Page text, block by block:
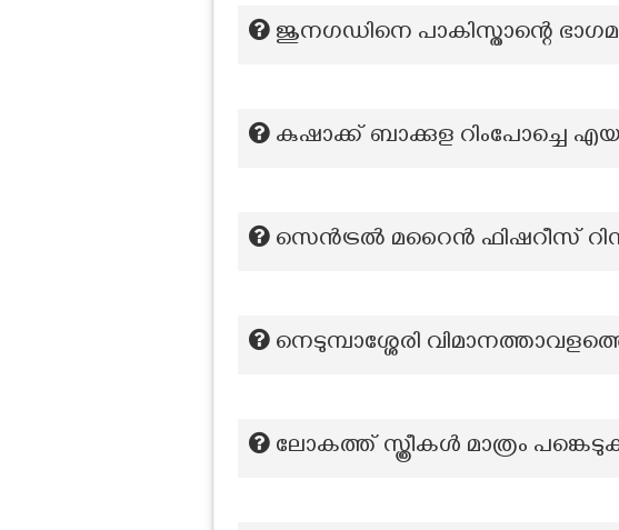
ജുനഗഡിനെ പാകിസ്താന്റെ
കുഷാക്ക് ബാക്കുള റിംപോച്ചെ
സെൻട്രൽ മറൈൻ ഫിഷറീസ്
നെടുമ്പാശ്ശേരി
ലോകത്ത് സ്ത്രീകൾ മാത്രം